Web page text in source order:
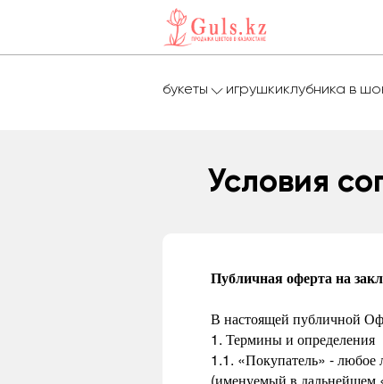
букеты игрушкиклубника в
Условия
Публичная оферта на
В настоящей публичной
1. Термины и определения
1.1. «Покупатель» - любое